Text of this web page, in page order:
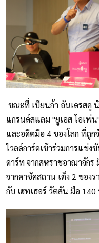
ขณะที่ เบียนก้า อันเดรสคู
แกรนด์สแลม "ยูเอส โอเพ่
และอดีตมือ 4 ของโลก ที่ถูก
ไวลด์การ์ดเข้าร่วมการแข่ง
ดาร์ท จากสหราชอาณาจักร
จากคาซัคสถาน เต็ง 2 ของ
กับ เฮทเธอร์ วัตสัน มือ 140